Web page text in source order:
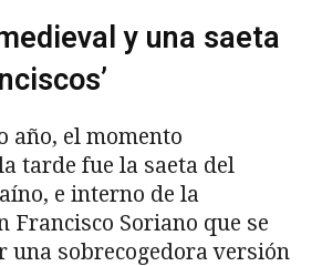
y una saeta
año, el momento
tarde fue la saeta del
e interno de la
Francisco Soriano que se
una sobrecogedora versión